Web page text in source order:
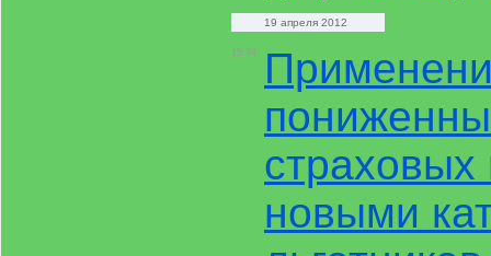
19 апреля 2012
15:34
страховых
новыми